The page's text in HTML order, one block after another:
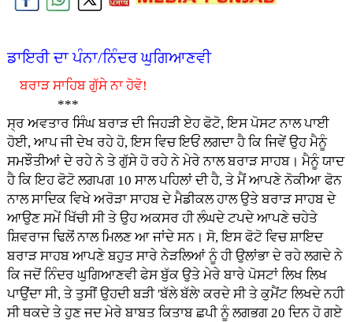
ਡਾਇਰੀ ਦਾ ਪੰਨਾ/ਨਿੰਦਰ ਘੁਗਿਆਣਵੀ
ਬਰਾੜ ਸਾਹਿਬ ਗੁੱਸੇ ਨਾ ਹੋਵੋ!
***
ਸ੍ਰ ਅਵਤਾਰ ਸਿੰਘ ਬਰਾੜ ਦੀ ਜਿਹੜੀ ਏਹ ਫੋਟੋ, ਇਸ ਪੋਸਟ ਨਾਲ ਪਾਈ
ਹੋਈ, ਆਪ ਜੀ ਦੇਖ ਰਹੇ ਹੋ, ਇਸ ਵਿਚ ਇਓਂ ਲਗਦਾ ਹੈ ਕਿ ਜਿਵੇਂ ਉਹ ਮੈਨੂੰ
ਸਮਝੌਤੀਆਂ ਦੇ ਰਹੇ ਨੇ ਤੇ ਗੁੱਸੇ ਹੋ ਰਹੇ ਨੇ ਮੇਰੇ ਨਾਲ ਬਰਾੜ ਸਾਹਬ। ਮੈਨੂੰ ਯਾਦ
ਹੈ ਕਿ ਇਹ ਫੋਟੋ ਲਗਪਗ 10 ਸਾਲ ਪਹਿਲਾਂ ਦੀ ਹੈ, ਤੇ ਮੈਂ ਆਪਣੇ ਨੋਕੀਆ ਫੋਨ
ਨਾਲ ਸਾਦਿਕ ਵਿਖੇ ਅਰੋੜਾ ਸਾਹਬ ਦੇ ਮੈਡੀਕਲ ਹਾਲ ਉਤੇ ਬਰਾੜ ਸਾਹਬ ਦੇ
ਆਉਣ ਸਮੇਂ ਖਿੱਚੀ ਸੀ ਤੇ ਉਹ ਅਕਸਰ ਹੀ ਲੰਘਦੇ ਟਪਦੇ ਆਪਣੇ ਚਹੇਤੇ
ਸ਼ਿਵਰਾਜ ਢਿਲੋਂ ਨਾਲ ਮਿਲਣ ਆ ਜਾਂਦੇ ਸਨ। ਸੋ, ਇਸ ਫੋਟੋ ਵਿਚ ਸ਼ਾਇਦ
ਬਰਾੜ ਸਾਹਬ ਆਪਣੇ ਬਹੁਤ ਸਾਰੇ ਨੇੜਲਿਆਂ ਨੂੰ ਹੀ ਉਲਾਂਭਾ ਦੇ ਰਹੇ ਲਗਦੇ ਨੇ
ਕਿ ਜਦੋਂ ਨਿੰਦਰ ਘੁਗਿਆਣਵੀ ਫੇਸ ਬੁੱਕ ਉਤੇ ਮੇਰੇ ਬਾਰੇ ਪੋਸਟਾਂ ਲਿਖ ਲਿਖ
ਪਾਉਂਦਾ ਸੀ, ਤੇ ਤੁਸੀਂ ਉਹਦੀ ਬੜੀ 'ਬੱਲੇ ਬੱਲੇ' ਕਰਦੇ ਸੀ ਤੇ ਕੁਮੈਂਟ ਲਿਖਦੇ ਨਹੀ
ਸੀ ਥਕਦੇ ਤੇ ਹੁਣ ਜਦ ਮੇਰੇ ਬਾਬਤ ਕਿਤਾਬ ਛਪੀ ਨੂੰ ਲਗਭਗ 20 ਦਿਨ ਹੋ ਗਏ